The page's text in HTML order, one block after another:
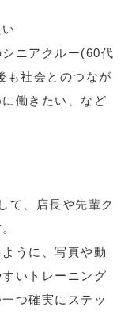
ニアクルー(60代
も社会とのつなが
働きたい、など
て、店長や先輩ク
うに、写真や動
いトレーニング
つ確実にステッ